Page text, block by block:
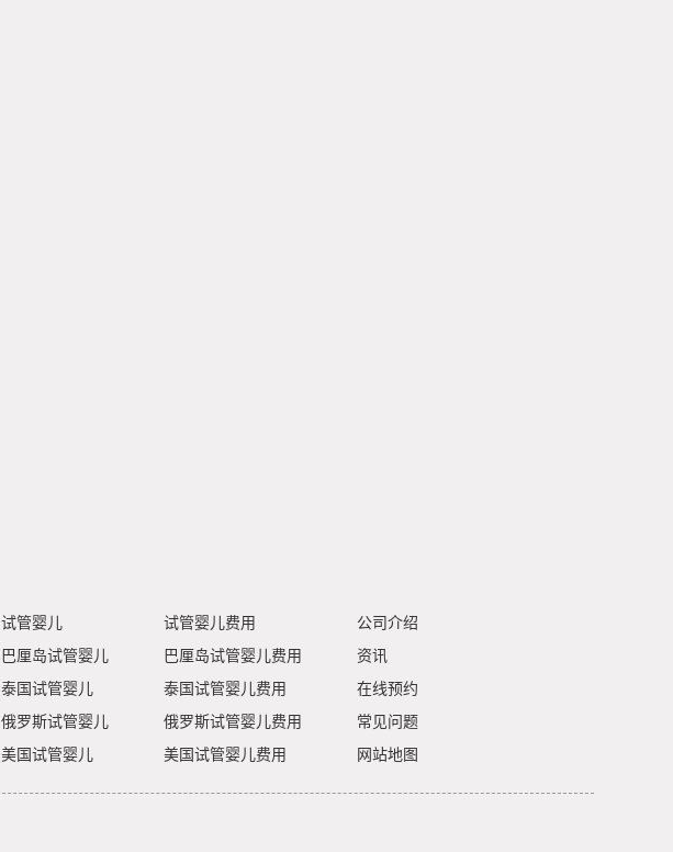
试管婴儿
巴厘岛试管婴儿
泰国试管婴儿
俄罗斯试管婴儿
美国试管婴儿
试管婴儿费用
巴厘岛试管婴儿费用
泰国试管婴儿费用
俄罗斯试管婴儿费用
美国试管婴儿费用
公司介绍
资讯
在线预约
常见问题
网站地图